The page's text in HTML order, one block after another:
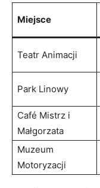
Miejsce
Teatr Animacji
Park Linowy
Café Mistrz i⁤
Małgorzata
Muzeum
Motoryzacji